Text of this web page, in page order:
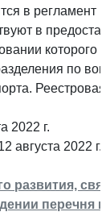
в регламент
в
которого
по
Реестровая
2022 г.
августа 2022
развития,
перечня